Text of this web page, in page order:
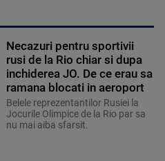
Necazuri pentru sportivii
rusi de la Rio chiar si dupa
inchiderea JO. De ce erau sa
ramana blocati in aeroport
Belele reprezentantilor Rusiei la
Jocurile Olimpice de la Rio par sa
nu mai aiba sfarsit.